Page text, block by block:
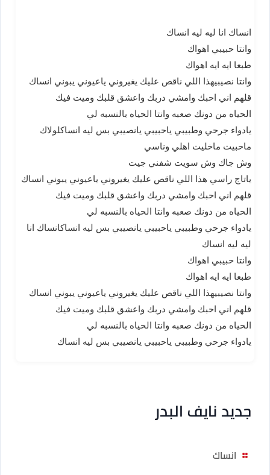
انساك انا ليه ليه انساك
وانتا حبيبي اهواك
طبعا ايه ايه اهواك
وانتا نصيبيهذا اللي ناقص عليك يغيروني ياعيوني يبوني انساك
قلهم اني احبك وامشي دربك واعشق قلبك وميت فيك
الحياه من دونك صعبه وانتا الحياه بالنسبه لي
يادواء جرحي وطبيبي ياحبيبي يانصيبي بس ليه انساكلولاك
ماحبيت ماخليت اهلي وناسي
وش جاك وش سويت شفني جيت
ياتاج راسي هذا اللي ناقص عليك يغيروني ياعيوني يبوني انساك
قلهم اني احبك وامشي دربك واعشق قلبك وميت فيك
الحياه من دونك صعبه وانتا الحياه بالنسبه لي
يادواء جرحي وطبيبي ياحبيبي يانصيبي بس ليه انساكانساك انا
ليه ليه انساك
وانتا حبيبي اهواك
طبعا ايه ايه اهواك
وانتا نصيبيهذا اللي ناقص عليك يغيروني ياعيوني يبوني انساك
قلهم اني احبك وامشي دربك واعشق قلبك وميت فيك
الحياه من دونك صعبه وانتا الحياه بالنسبه لي
يادواء جرحي وطبيبي ياحبيبي يانصيبي بس ليه انساك
جديد نايف البدر
انساك